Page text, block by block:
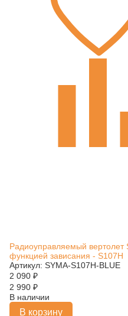
Радиоуправляемый вертолет
функцией зависания - S107H
Артикул: SYMA-S107H-BLUE
2 090 ₽
2 990 ₽
В наличии
В корзину